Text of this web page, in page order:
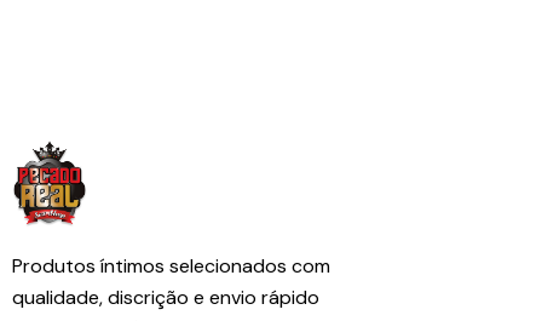
Produtos íntimos selecionados com
qualidade, discrição e envio rápido